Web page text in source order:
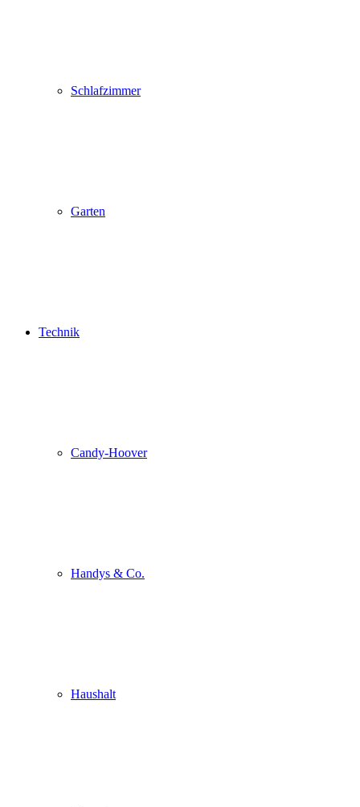
Schlafzimmer
Garten
Technik
Candy-Hoover
Handys & Co.
Haushalt